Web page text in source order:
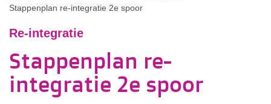
Stappenplan re-integratie 2e spoor
Re-integratie
Stappenplan re-
integratie 2e spoor